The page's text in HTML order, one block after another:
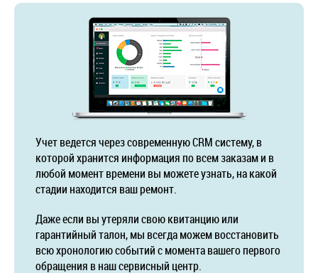
Учет ведется через современную CRM систему, в
которой хранится информация по всем заказам и в
любой момент времени вы можете узнать, на какой
стадии находится ваш ремонт.
Даже если вы утеряли свою квитанцию или
гарантийный талон, мы всегда можем восстановить
всю хронологию событий с момента вашего первого
обращения в наш сервисный центр.